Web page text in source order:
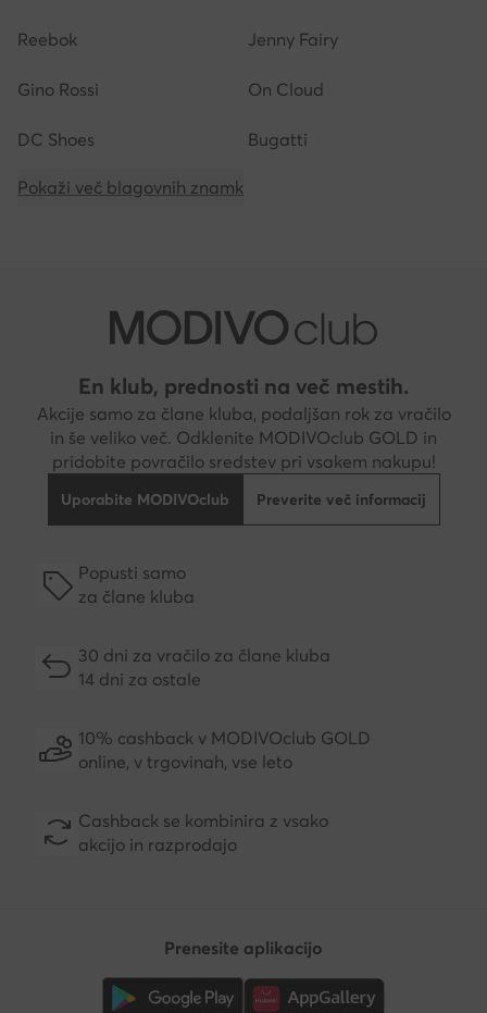
Reebok Jenny Fairy
Gino Rossi On Cloud
DC Shoes Bugatti
Pokaži več blagovnih znamk
En klub, prednosti na več mestih.
Akcije samo za člane kluba, podaljšan rok za vračilo
in še veliko več. Odklenite MODIVOclub GOLD in
pridobite povračilo sredstev pri vsakem nakupu!
Uporabite MODIVOclub Preverite več informacij
Popusti samo
za člane kluba
30 dni za vračilo za člane kluba
14 dni za ostale
10% cashback v MODIVOclub GOLD
online, v trgovinah, vse leto
Cashback se kombinira z vsako
akcijo in razprodajo
Prenesite aplikacijo